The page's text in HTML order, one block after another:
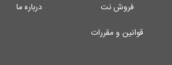
فروش نت
درباره ما
قوانین و مقررات